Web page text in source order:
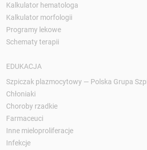
Kalkulator hematologa
Kalkulator morfologii
Programy lekowe
Schematy terapii
EDUKACJA
Szpiczak plazmocytowy — Polska Grupa
Chłoniaki
Choroby rzadkie
Farmaceuci
Inne mieloproliferacje
Infekcje